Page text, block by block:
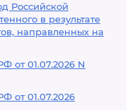
Российской
в результате
направленных на
от 01.07.2026 N
от 01.07.2026